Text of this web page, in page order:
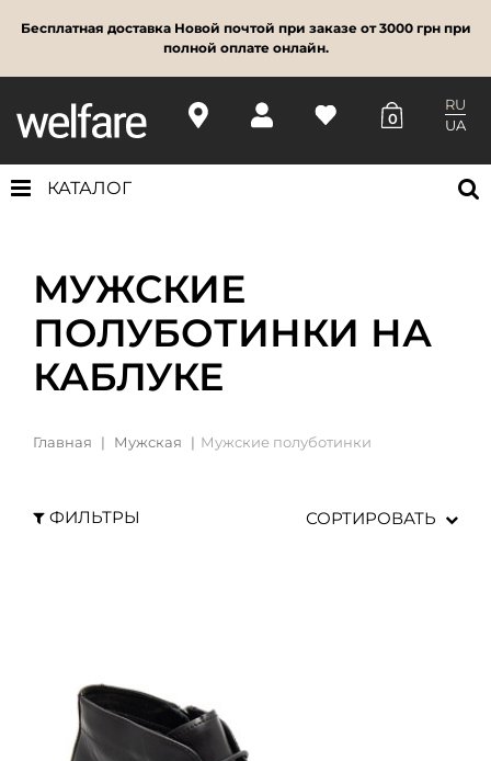
Бесплатная доставка Новой почтой при заказе от 3000 грн при
полной оплате онлайн.
0
RU
UA
КАТАЛОГ
МУЖСКИЕ
ПОЛУБОТИНКИ НА
КАБЛУКЕ
Главная Мужская Мужские полуботинки
ФИЛЬТРЫ СОРТИРОВАТЬ